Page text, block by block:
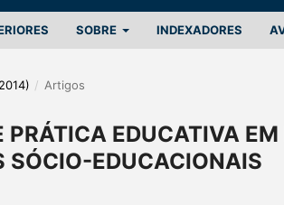
SOBRE INDEXADORES
/ Artigos
PRÁTICA EDUCATIVA EM
SÓCIO-EDUCACIONAIS